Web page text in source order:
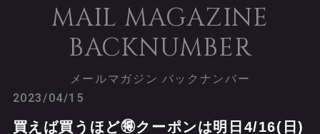
MAIL MAGAZINE
BACKNUMBER
メールマガジン バックナンバー
2023/04/15
買えば買うほど🉐クーポンは明日4/16(日)